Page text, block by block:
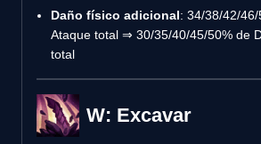
Daño físico adicional: 34/38/42/
Ataque total ⇒ 30/35/40/45/50% de
total
W: Excavar